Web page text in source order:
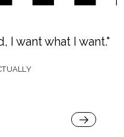
I want what I want."